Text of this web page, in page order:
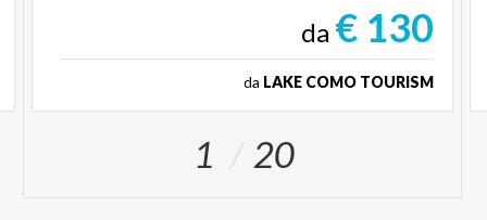
da € 130
da LAKE COMO TOURISM
1 20